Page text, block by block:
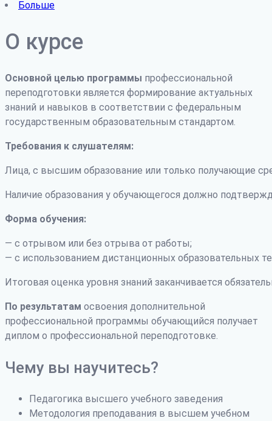
Больше
О курсе
Основной целью программы профессиональной
переподготовки является формирование актуальных
знаний и навыков в соответствии с федеральным
государственным образовательным стандартом.
Требования к слушателям:
Лица, с высшим образование или только получающие
Наличие образования у обучающегося должно
Форма обучения:
— с отрывом или без отрыва от работы;
— с использованием дистанционных образовательных
Итоговая оценка уровня знаний заканчивается
По результатам освоения дополнительной
профессиональной программы обучающийся получает
диплом о профессиональной переподготовке.
Чему вы научитесь?
Педагогика высшего учебного заведения
Методология преподавания в высшем учебном